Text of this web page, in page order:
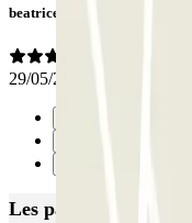
beatrice
29/05/2026
Les parkings les